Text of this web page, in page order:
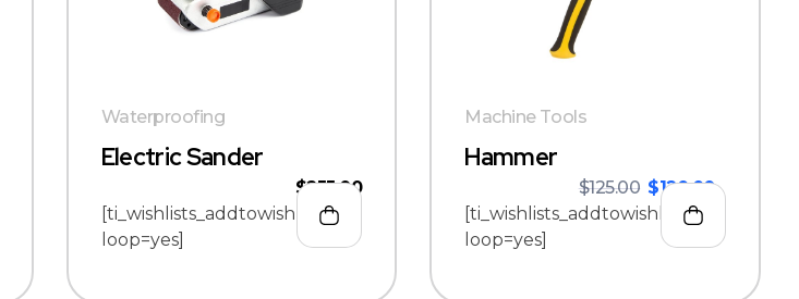
Electric Sander
$255.00
Waterproofing
[ti_wishlists_addtowishlist
loop=yes]
Hammer
$120.00
$125.00
Machine Tools
[ti_wishlists_addtowishlist
loop=yes]